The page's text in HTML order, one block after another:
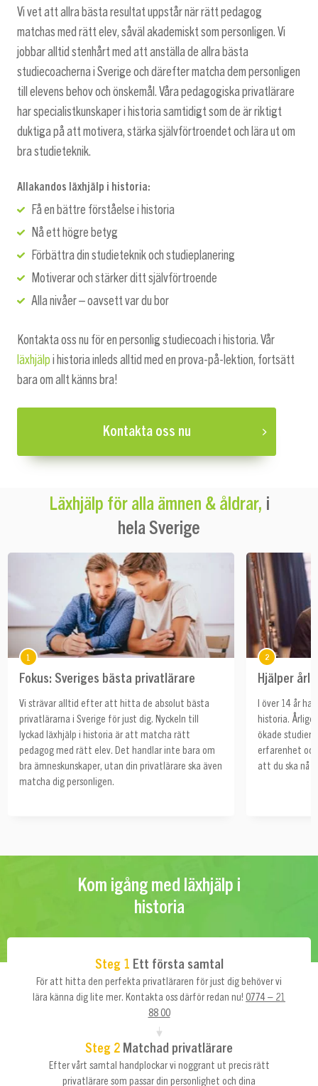
Vi vet att allra bästa resultat uppstår när rätt pedagog
matchas med rätt elev, såväl akademiskt som personligen. Vi
jobbar alltid stenhårt med att anställa de allra bästa
studiecoacherna i Sverige och därefter matcha dem personligen
till elevens behov och önskemål. Våra pedagogiska privatlärare
har specialistkunskaper i historia samtidigt som de är riktigt
duktiga på att motivera, stärka självförtroendet och lära ut om
bra studieteknik.
Allakandos läxhjälp i historia:
Få en bättre förståelse i historia
Nå ett högre betyg
Förbättra din studieteknik och studieplanering
Motiverar och stärker ditt självförtroende
Alla nivåer – oavsett var du bor
Kontakta oss nu för en personlig studiecoach i historia. Vår
läxhjälp i historia inleds alltid med en prova-på-lektion, fortsätt
bara om allt känns bra!
Kontakta oss nu
Läxhjälp för alla ämnen & åldrar, i
hela Sverige
1
Fokus: Sveriges bästa privatlärare
Vi strävar alltid efter att hitta de absolut bästa
privatlärarna i Sverige för just dig. Nyckeln till
lyckad läxhjälp i historia är att matcha rätt
pedagog med rätt elev. Det handlar inte bara om
bra ämneskunskaper, utan din privatlärare ska även
matcha dig personligen.
2
Hjälper
I över 14 år
historia.
ökade
erfarenhet
att du ska nå
Kom igång med läxhjälp i
historia
Steg 1 Ett första samtal
För att hitta den perfekta privatläraren för just dig behöver vi
lära känna dig lite mer. Kontakta oss därför redan nu! 0774 – 21
88 00
Steg 2 Matchad privatlärare
Efter vårt samtal handplockar vi noggrant ut precis rätt
privatlärare som passar din personlighet och dina